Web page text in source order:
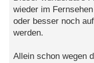
wieder im
oder besser noch
werden.
Allein schon wegen